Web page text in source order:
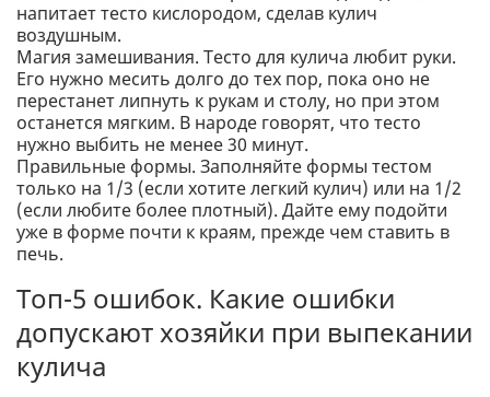
напитает тесто кислородом, сделав кулич
воздушным.
Магия замешивания. Тесто для кулича любит руки.
Его нужно месить долго до тех пор, пока оно не
перестанет липнуть к рукам и столу, но при этом
останется мягким. В народе говорят, что тесто
нужно выбить не менее 30 минут.
Правильные формы. Заполняйте формы тестом
только на 1/3 (если хотите легкий кулич) или на 1/2
(если любите более плотный). Дайте ему подойти
уже в форме почти к краям, прежде чем ставить в
печь.
Топ-5 ошибок. Какие ошибки
допускают хозяйки при выпекании
кулича